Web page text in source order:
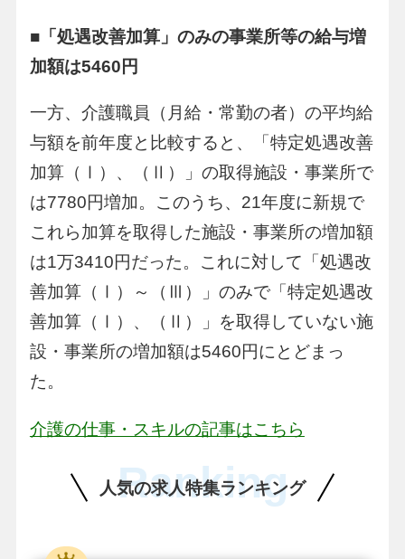
■「処遇改善加算」のみの事業所等の給与増
加額は5460円
一方、介護職員（月給・常勤の者）の平均給
与額を前年度と比較すると、「特定処遇改善
加算（Ⅰ）、（Ⅱ）」の取得施設・事業所で
は7780円増加。このうち、21年度に新規で
これら加算を取得した施設・事業所の増加額
は1万3410円だった。これに対して「処遇改
善加算（Ⅰ）～（Ⅲ）」のみで「特定処遇改
善加算（Ⅰ）、（Ⅱ）」を取得していない施
設・事業所の増加額は5460円にとどまっ
た。
介護の仕事・スキルの記事はこちら
人気の求人特集ランキング
Ranking